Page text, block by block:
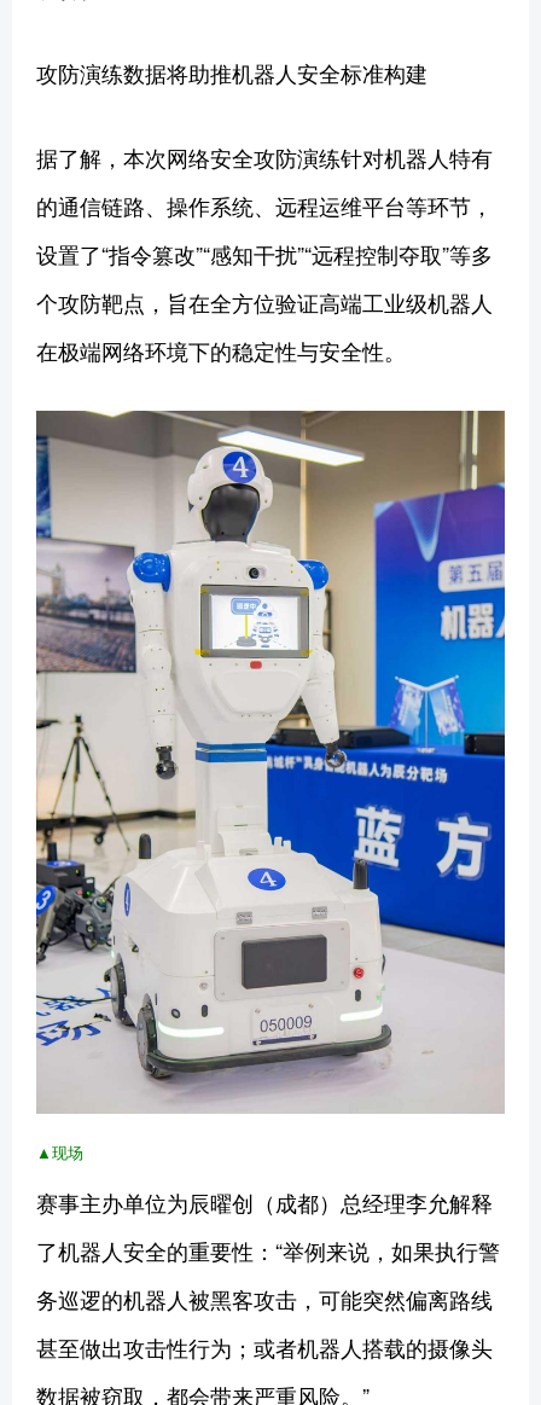
攻防演练数据将助推机器人安全标准构建
据了解，本次网络安全攻防演练针对机器人特有
的通信链路、操作系统、远程运维平台等环节，
设置了“指令篡改”“感知干扰”“远程控制夺取”等多
个攻防靶点，旨在全方位验证高端工业级机器人
在极端网络环境下的稳定性与安全性。
▲现场
赛事主办单位为辰曜创（成都）总经理李允解释
了机器人安全的重要性：“举例来说，如果执行警
务巡逻的机器人被黑客攻击，可能突然偏离路线
甚至做出攻击性行为；或者机器人搭载的摄像头
数据被窃取，都会带来严重风险。”